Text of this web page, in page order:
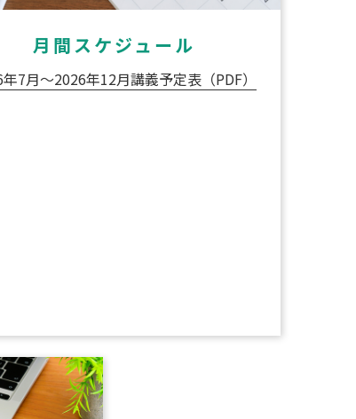
月間スケジュール
7月～2026年12月講義予定表（PDF）